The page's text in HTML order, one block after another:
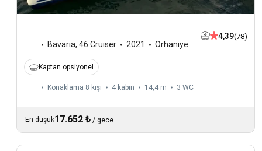
Bavaria, 46 Cruiser 2021 Orhaniye
4,39(78)
Kaptan opsiyonel
Konaklama 8 kişi 4 kabin 14,4 m 3 WC
En düşük17.652 ₺ / gece